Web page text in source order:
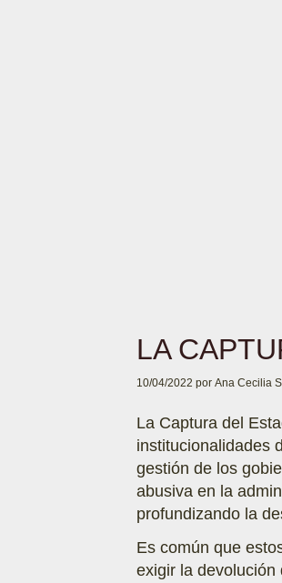
LA
10/04/2022 por Ana Cecilia
La Captura del
institucionalidades
gestión de los
abusiva en la
profundizando la
Es común que
exigir la devolución